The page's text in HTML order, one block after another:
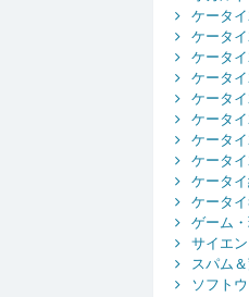
ケータ
ケータ
ケータ
ケータ
ケータ
ケータ
ケータ
ケータ
ケータ
ケータ
ゲーム
サイエ
スパム
ソフト